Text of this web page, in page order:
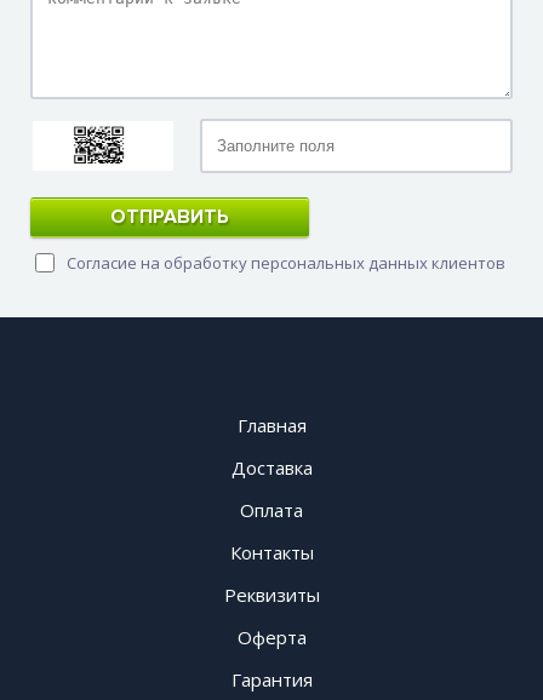
ОТПРАВИТЬ
Согласие на обработку персональных данных клиентов
Главная
Доставка
Оплата
Контакты
Реквизиты
Оферта
Гарантия